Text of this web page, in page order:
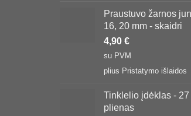
Praustuvo žarnos
16, 20 mm - skaidri
4,90 €
su PVM
plius Pristatymo išlaidos
Tinklelio įdėklas -
plienas